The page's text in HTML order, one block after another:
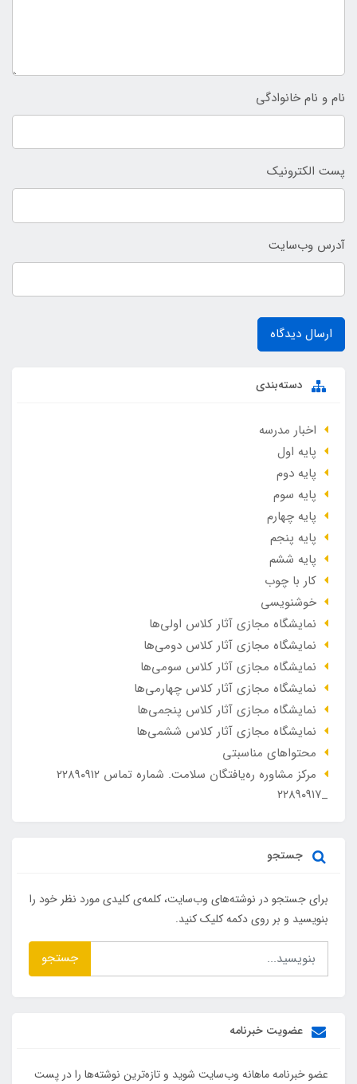
نام و نام خانوادگی
پست الکترونیک
آدرس وب‌سایت
ارسال دیدگاه
دسته‌بندی
اخبار مدرسه
پایه اول
پایه دوم
پایه سوم
پایه چهارم
پایه پنجم
پایه ششم
کار با چوب
خوشنویسی
نمایشگاه مجازی آثار کلاس اولی‌ها
نمایشگاه مجازی آثار کلاس دومی‌ها
نمایشگاه مجازی آثار کلاس سومی‌ها
نمایشگاه مجازی آثار کلاس چهارمی‌ها
نمایشگاه مجازی آثار کلاس پنجمی‌ها
نمایشگاه مجازی آثار کلاس ششمی‌ها
محتواهای مناسبتی
مرکز مشاوره ره‌یافتگان سلامت. شماره تماس ۲۲۸۹۰۹۱۲
_۲۲۸۹۰۹۱۷
جستجو
برای جستجو در نوشته‌های وب‌سایت، کلمه‌ی کلیدی مورد نظر خود را
بنویسید و بر روی دکمه کلیک کنید.
جستجو
عضویت خبرنامه
عضو خبرنامه ماهانه وب‌سایت شوید و تازه‌ترین نوشته‌ها را در پست